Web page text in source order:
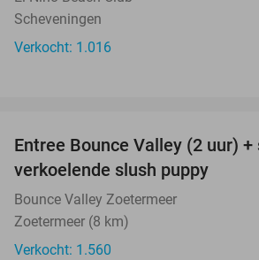
Scheveningen
Verkocht: 1.016
Entree Bounce Valley (2 uur) +
verkoelende slush puppy
Bounce Valley Zoetermeer
Zoetermeer (8 km)
Verkocht: 1.560